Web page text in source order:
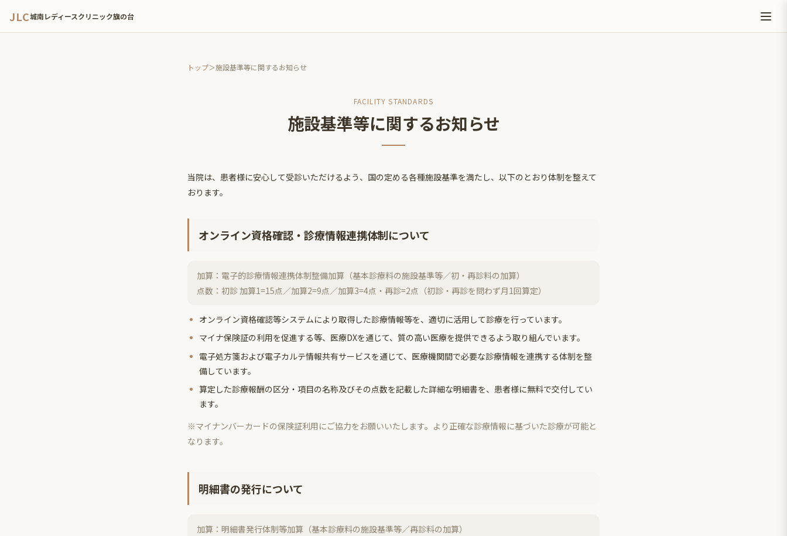
JLC城南レディースクリニック旗の台
トップ＞施設基準等に関するお知らせ
FACILITY STANDARDS
施設基準等に関するお知らせ
当院は、患者様に安心して受診いただけるよう、国の定める各種施設基準を満たし、以下のとおり体制を整えて
おります。
オンライン資格確認・診療情報連携体制について
加算：電子的診療情報連携体制整備加算（基本診療料の施設基準等／初・再診料の加算）
点数：初診 加算1=15点／加算2=9点／加算3=4点・再診=2点（初診・再診を問わず月1回算定）
オンライン資格確認等システムにより取得した診療情報等を、適切に活用して診療を行っています。
マイナ保険証の利用を促進する等、医療DXを通じて、質の高い医療を提供できるよう取り組んでいます。
電子処方箋および電子カルテ情報共有サービスを通じて、医療機関間で必要な診療情報を連携する体制を整
備しています。
算定した診療報酬の区分・項目の名称及びその点数を記載した詳細な明細書を、患者様に無料で交付してい
ます。
※マイナンバーカードの保険証利用にご協力をお願いいたします。より正確な診療情報に基づいた診療が可能と
なります。
明細書の発行について
加算：明細書発行体制等加算（基本診療料の施設基準等／再診料の加算）